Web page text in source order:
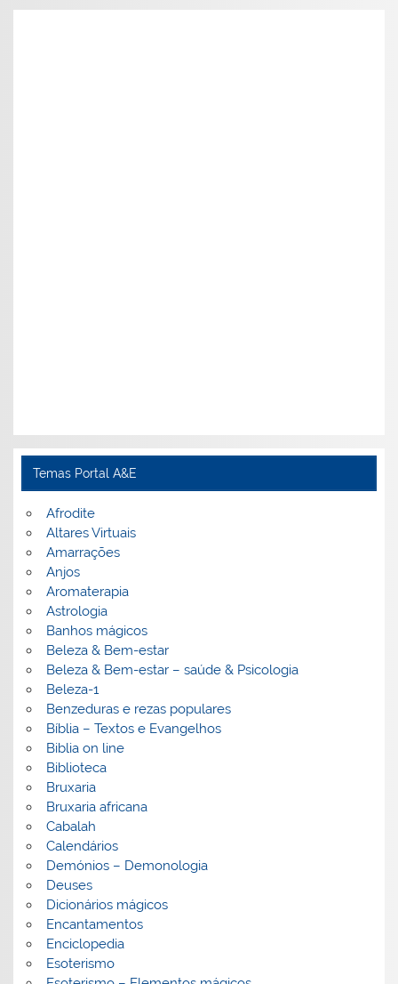
Temas Portal A&E
Afrodite
Altares Virtuais
Amarrações
Anjos
Aromaterapia
Astrologia
Banhos mágicos
Beleza & Bem-estar
Beleza & Bem-estar – saúde & Psicologia
Beleza-1
Benzeduras e rezas populares
Bíblia – Textos e Evangelhos
Biblia on line
Biblioteca
Bruxaria
Bruxaria africana
Cabalah
Calendários
Demónios – Demonologia
Deuses
Dicionários mágicos
Encantamentos
Enciclopedia
Esoterismo